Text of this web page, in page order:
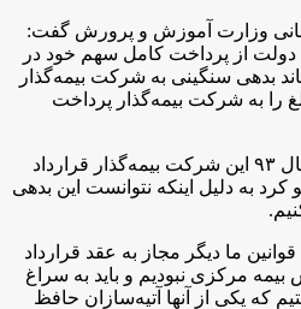
وزارت آموزش و پرورش گفت:
دلیل اینکه دولت از پرداخت کامل سهم خود در
بدهی سنگینی به شرکت بیمه‌گذار
را به شرکت بیمه‌گذار پرداخت
بطحایی ادامه داد: در ابتدای سال ۹۳ این شرکت بیمه‌گذار قرارداد
به دلیل اینکه نتوانست این بدهی
ما دیگر مجاز به عقد قرارداد
مرکزی نبودیم و باید به سراغ
که یکی از آنها آتیه‌سازان حافظ